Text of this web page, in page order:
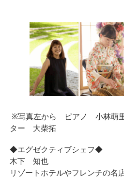
※写真左から ピアノ 小林萌
ター 大柴拓
◆エグゼクティブシェフ◆
木下 知也
リゾートホテルやフレンチの名